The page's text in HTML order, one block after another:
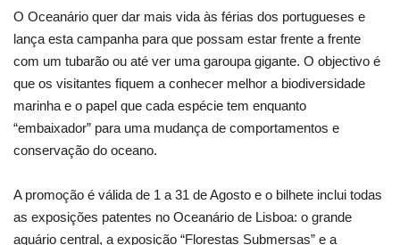
Ambiente
O Oceanário quer dar mais vida às férias dos portugueses e
lança esta campanha para que possam estar frente a frente
com um tubarão ou até ver uma garoupa gigante. O objectivo é
que os visitantes fiquem a conhecer melhor a biodiversidade
marinha e o papel que cada espécie tem enquanto
“embaixador” para uma mudança de comportamentos e
conservação do oceano.
A promoção é válida de 1 a 31 de Agosto e o bilhete inclui todas
as exposições patentes no Oceanário de Lisboa: o grande
aquário central, a exposição “Florestas Submersas” e a